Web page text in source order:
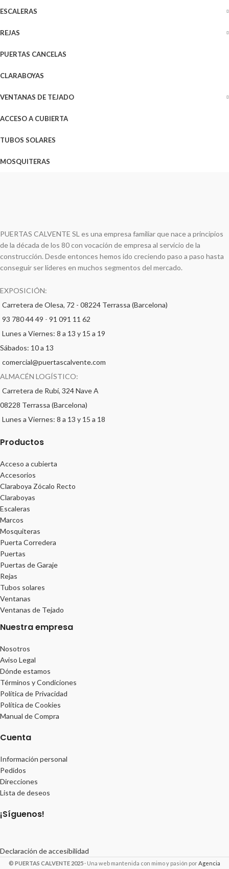
ESCALERAS
REJAS
PUERTAS CANCELAS
CLARABOYAS
VENTANAS DE TEJADO
ACCESO A CUBIERTA
TUBOS SOLARES
MOSQUITERAS
PUERTAS CALVENTE SL es una empresa familiar que nace a principios
de la década de los 80 con vocación de empresa al servicio de la
construcción. Desde entonces hemos ido creciendo paso a paso hasta
conseguir ser líderes en muchos segmentos del mercado.
EXPOSICIÓN:
Carretera de Olesa, 72 - 08224 Terrassa (Barcelona)
93 780 44 49 - 91 091 11 62
Lunes a Viernes: 8 a 13 y 15 a 19
Sábados: 10 a 13
comercial@puertascalvente.com
ALMACÉN LOGÍSTICO:
Carretera de Rubí, 324 Nave A
08228 Terrassa (Barcelona)
Lunes a Viernes: 8 a 13 y 15 a 18
Productos
Acceso a cubierta
Accesorios
Claraboya Zócalo Recto
Claraboyas
Escaleras
Marcos
Mosquiteras
Puerta Corredera
Puertas
Puertas de Garaje
Rejas
Tubos solares
Ventanas
Ventanas de Tejado
Nuestra empresa
Nosotros
Aviso Legal
Dónde estamos
Términos y Condiciones
Política de Privacidad
Política de Cookies
Manual de Compra
Cuenta
Información personal
Pedidos
Direcciones
Lista de deseos
¡Síguenos!
Declaración de accesibilidad
© PUERTAS CALVENTE 2025 · Una web mantenida con mimo y pasión por Agencia